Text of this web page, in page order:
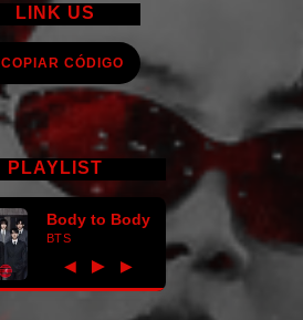
LINK US
COPIAR CÓDIGO
PLAYLIST
Body to Body
BTS
◀ ► ▶